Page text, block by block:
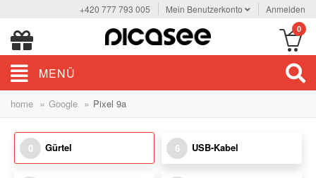
+420 777 793 005 Mein Benutzerkonto Anmelden
0
MENÜ
home » Google » Pixel 9a
0 Gürtel 6 USB-Kabel